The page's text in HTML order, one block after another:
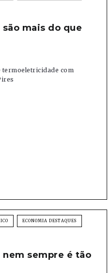
mais do que
termoeletricidade com
ECONOMIA DESTAQUES
sempre é tão